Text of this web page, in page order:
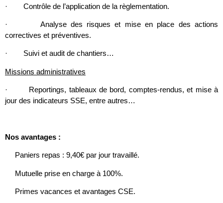
· Contrôle de l’application de la règlementation.
· Analyse des risques et mise en place des actions
correctives et préventives.
· Suivi et audit de chantiers…
Missions administratives
· Reportings, tableaux de bord, comptes-rendus, et mise à
jour des indicateurs SSE, entre autres…
Nos avantages :
Paniers repas : 9,40€ par jour travaillé.
Mutuelle prise en charge à 100%.
Primes vacances et avantages CSE.